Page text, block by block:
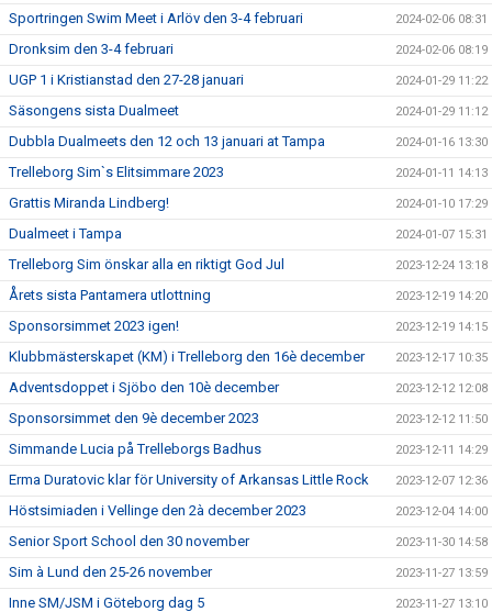
Sportringen Swim Meet i Arlöv den 3-4 februari 2024-02-06 08:31
Dronksim den 3-4 februari 2024-02-06 08:19
UGP 1 i Kristianstad den 27-28 januari 2024-01-29 11:22
Säsongens sista Dualmeet 2024-01-29 11:12
Dubbla Dualmeets den 12 och 13 januari at Tampa 2024-01-16 13:30
Trelleborg Sim`s Elitsimmare 2023 2024-01-11 14:13
Grattis Miranda Lindberg! 2024-01-10 17:29
Dualmeet i Tampa 2024-01-07 15:31
Trelleborg Sim önskar alla en riktigt God Jul 2023-12-24 13:18
Årets sista Pantamera utlottning 2023-12-19 14:20
Sponsorsimmet 2023 igen! 2023-12-19 14:15
Klubbmästerskapet (KM) i Trelleborg den 16è december 2023-12-17 10:35
Adventsdoppet i Sjöbo den 10è december 2023-12-12 12:08
Sponsorsimmet den 9è december 2023 2023-12-12 11:50
Simmande Lucia på Trelleborgs Badhus 2023-12-11 14:29
Erma Duratovic klar för University of Arkansas Little Rock 2023-12-07 12:36
Höstsimiaden i Vellinge den 2à december 2023 2023-12-04 14:00
Senior Sport School den 30 november 2023-11-30 14:58
Sim à Lund den 25-26 november 2023-11-27 13:59
Inne SM/JSM i Göteborg dag 5 2023-11-27 13:10